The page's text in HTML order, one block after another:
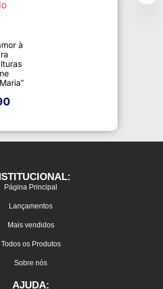
à
Página Principal
Lançamentos
Mais vendidos
Todos os Produtos
Sobre nós
AJUDA: